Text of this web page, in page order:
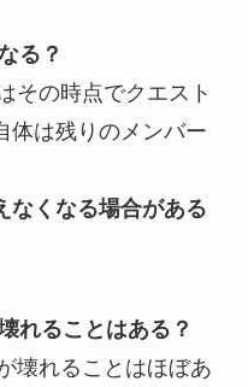
る？
その時点でクエスト
体は残りのメンバー
なくなる場合がある
れることはある？
壊れることはほぼあ